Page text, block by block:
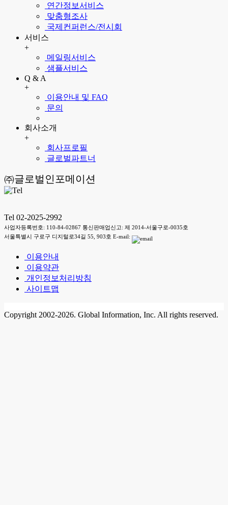
연간정보서비스
맞춤형조사
국제컨퍼런스/전시회
서비스
+
메일링서비스
샘플서비스
Q & A
+
이용안내 및 FAQ
문의
회사소개
+
회사프로필
글로벌파트너
㈜글로벌인포메이션
Tel 02-2025-2992
사업자등록번호: 110-84-02867 통신판매업신고: 제 2014-서울구로-0035호
서울특별시 구로구 디지털로34길 55, 903호 E-mail:
이용안내
이용약관
개인정보처리방침
사이트맵
Copyright 2002-2026. Global Information, Inc. All rights reserved.